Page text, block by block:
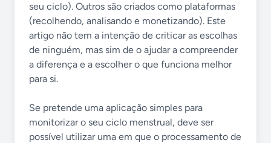
seu ciclo). Outros são criados como plataformas
(recolhendo, analisando e monetizando). Este
artigo não tem a intenção de criticar as escolhas
de ninguém, mas sim de o ajudar a compreender
a diferença e a escolher o que funciona melhor
para si.
Se pretende uma aplicação simples para
monitorizar o seu ciclo menstrual, deve ser
possível utilizar uma em que o processamento de